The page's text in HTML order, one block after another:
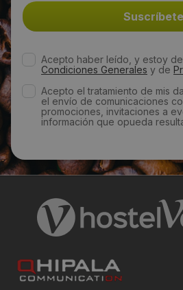
Teléfono:
605181061
Email:
max_vending@hotmail.com
Visitas a producto:
Fecha de publicación de producto:
Acepto haber leído, y estoy
Condiciones Generales y de
Acepto el tratamiento de mis
el envío de comunicaciones
promociones, invitaciones a
información que opueda